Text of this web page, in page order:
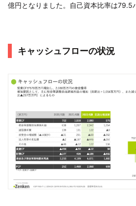
億円となりました。自己資本比率は79.5
キャッシュフローの状況